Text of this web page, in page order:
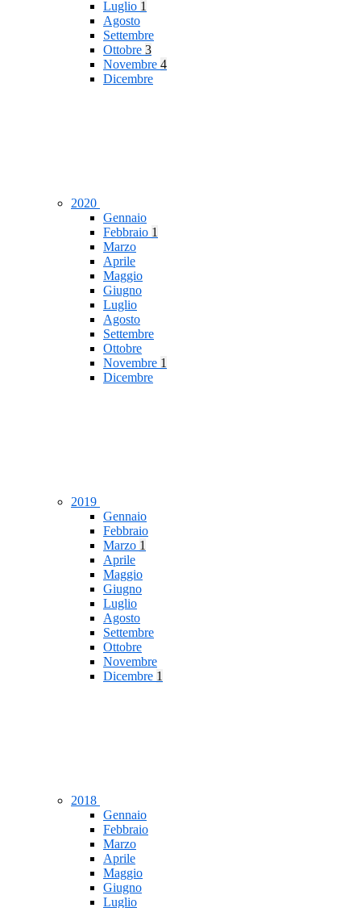
Luglio 1
Agosto
Settembre
Ottobre 3
Novembre 4
Dicembre
2020
Gennaio
Febbraio 1
Marzo
Aprile
Maggio
Giugno
Luglio
Agosto
Settembre
Ottobre
Novembre 1
Dicembre
2019
Gennaio
Febbraio
Marzo 1
Aprile
Maggio
Giugno
Luglio
Agosto
Settembre
Ottobre
Novembre
Dicembre 1
2018
Gennaio
Febbraio
Marzo
Aprile
Maggio
Giugno
Luglio